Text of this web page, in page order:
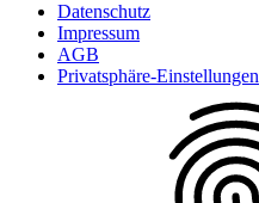
Datenschutz
Impressum
AGB
Privatsphäre-Einstellungen